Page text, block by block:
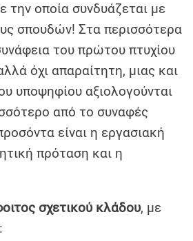
την οποία συνδυάζεται με
σπουδών! Στα περισσότερα
του πρώτου πτυχίου
όχι απαραίτητη, μιας και
υποψηφίου αξιολογούνται
από το συναφές
είναι η εργασιακή
πρόταση και η
σχετικού κλάδου, με